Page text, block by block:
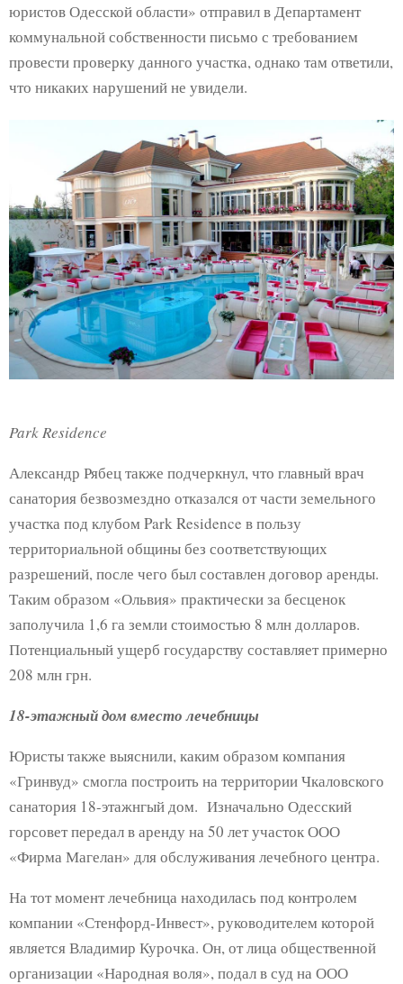
юристов Одесской области» отправил в Департамент
коммунальной собственности письмо с требованием
провести проверку данного участка, однако там ответили,
что никаких нарушений не увидели.
Park Residence
Александр Рябец также подчеркнул, что главный врач
санатория безвозмездно отказался от части земельного
участка под клубом Park Residence в пользу
территориальной общины без соответствующих
разрешений, после чего был составлен договор аренды.
Таким образом «Ольвия» практически за бесценок
заполучила 1,6 га земли стоимостью 8 млн долларов.
Потенциальный ущерб государству составляет примерно
208 млн грн.
18-этажный дом вместо лечебницы
Юристы также выяснили, каким образом компания
«Гринвуд» смогла построить на территории Чкаловского
санатория 18-этажнгый дом. Изначально Одесский
горсовет передал в аренду на 50 лет участок ООО
«Фирма Магелан» для обслуживания лечебного центра.
На тот момент лечебница находилась под контролем
компании «Стенфорд-Инвест», руководителем которой
является Владимир Курочка. Он, от лица общественной
организации «Народная воля», подал в суд на ООО